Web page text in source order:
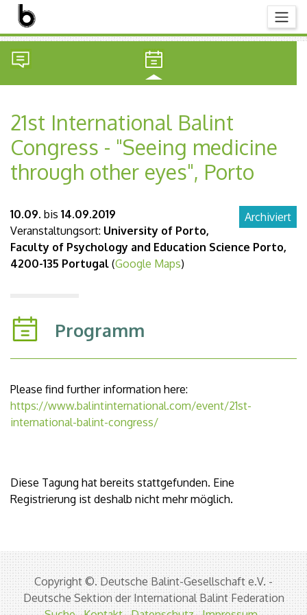
21st International Balint
Congress - "Seeing medicine
through other eyes", Porto
Archiviert
10.09. bis 14.09.2019
Veranstaltungsort: University of Porto,
Faculty of Psychology and Education Science Porto,
4200-135 Portugal (Google Maps)
Programm
Please find further information here:
https://www.balintinternational.com/event/21st-
international-balint-congress/
Diese Tagung hat bereits stattgefunden. Eine
Registrierung ist deshalb nicht mehr möglich.
Copyright ©. Deutsche Balint-Gesellschaft e.V. -
Deutsche Sektion der International Balint Federation